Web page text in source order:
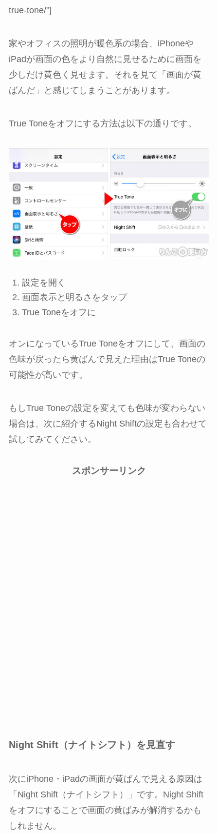
true-tone/”]
家やオフィスの照明が暖色系の場合、iPhoneや
iPadが画面の色をより自然に見せるために画面を
少しだけ黄色く見せます。それを見て「画面が黄
ばんだ」と感じてしまうことがあります。
True Toneをオフにする方法は以下の通りです。
設定 を開く
画面表示と明るさ をタップ
True Toneをオフに
オンになっているTrue Toneをオフにして、画面の
色味が戻ったら黄ばんで見えた理由はTrue Toneの
可能性が高いです。
もしTrue Toneの設定を変えても色味が変わらない
場合は、次に紹介するNight Shiftの設定も合わせて
試してみてください。
スポンサーリンク
Night Shift（ナイトシフト）を見直す
次にiPhone・iPadの画面が黄ばんで見える原因は
「Night Shift（ナイトシフト）」です。Night Shift
をオフにすることで画面の黄ばみが解消するかも
しれません。